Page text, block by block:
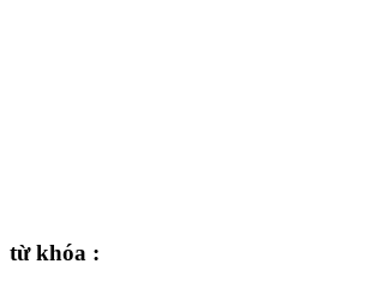
từ khóa :